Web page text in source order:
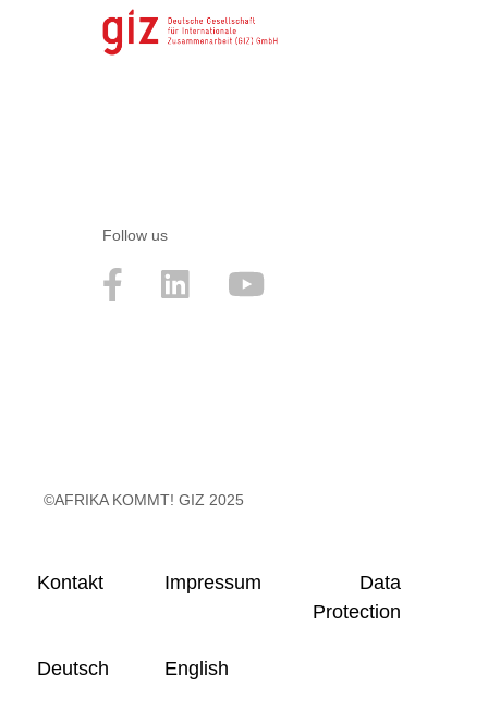
Follow us
©AFRIKA KOMMT! GIZ 2025
Kontakt Impressum
Data
Protection
Deutsch English